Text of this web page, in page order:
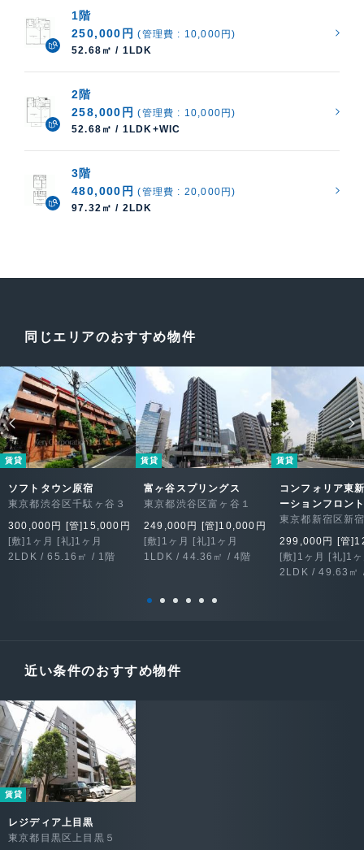
1階
250,000円 (管理費 : 10,000円)
52.68㎡ / 1LDK
2階
258,000円 (管理費 : 10,000円)
52.68㎡ / 1LDK+WIC
3階
480,000円 (管理費 : 20,000円)
97.32㎡ / 2LDK
同じエリアのおすすめ物件
賃貸
ソフトタウン原宿
東京都渋谷区千駄ヶ谷３
300,000円 [管]15,000円
[敷]1ヶ月 [礼]1ヶ月
2LDK / 65.16㎡ / 1階
賃貸
富ヶ谷スプリングス
東京都渋谷区富ヶ谷１
249,000円 [管]10,000円
[敷]1ヶ月 [礼]1ヶ月
1LDK / 44.36㎡ / 4階
賃貸
コンフォリア東
ーションフロン
東京都新宿区新
299,000円 [管
[敷]1ヶ月 [礼]1
2LDK / 49.63㎡
近い条件のおすすめ物件
賃貸
レジディア上目黒
東京都目黒区上目黒５